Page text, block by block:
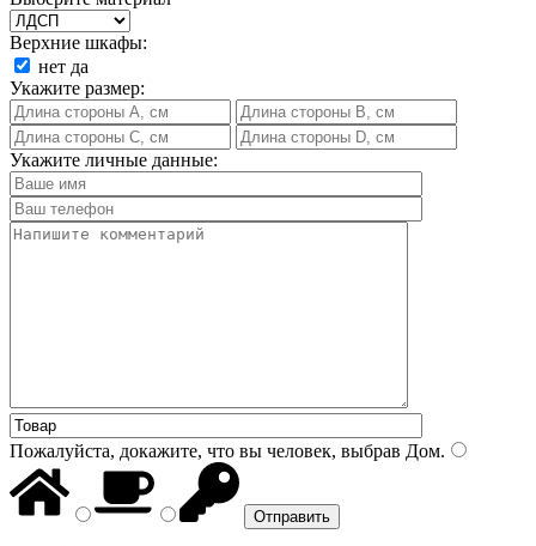
Верхние шкафы:
нет да
Укажите размер:
Укажите личные данные:
Пожалуйста, докажите, что вы человек, выбрав Дом.